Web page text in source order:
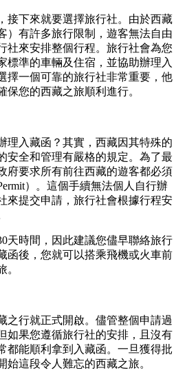
接下來就要選擇旅行社。由於西藏
）有許多旅行限制，遊客無法自由
社來安排整個行程。旅行社會為您
標準的車輛及住宿，並協助辦理入
擇一個可靠的旅行社非常重要，他
您的西藏之旅順利進行。
理入藏函？其實，西藏因其特殊的
安全和管理有嚴格的規定。為了最
府要求所有前往西藏的遊客都必須
）。這個手續無法個人自行辦
來提交申請，旅行社會根據行程安
天時間，因此建議您儘早聯絡旅行
函後，您就可以搭乘飛機或火車前
。
之行就正式開啟。儘管整個申請過
如果您遵循旅行社的安排，且沒有
都能順利拿到入藏函。一旦獲得批
這段令人難忘的西藏之旅。